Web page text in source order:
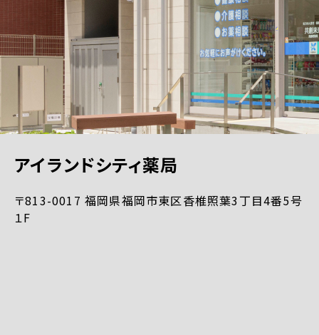
アイランドシティ薬局
〒813-0017 福岡県福岡市東区香椎照葉3丁目4番5号
１F